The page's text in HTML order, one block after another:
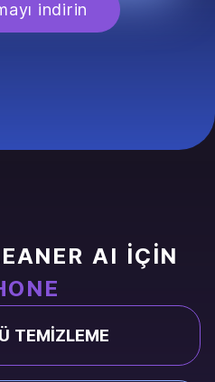
indirin
AI IÇIN
TEMIZLEME